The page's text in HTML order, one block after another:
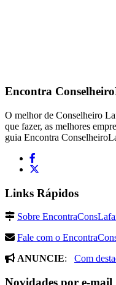
Encontra
O melhor de Conselheiro
que fazer, as melhores
guia Encontra
Links Rápidos
Sobre
Fale com o
ANUNCIE: Com
Novidades por e-mail